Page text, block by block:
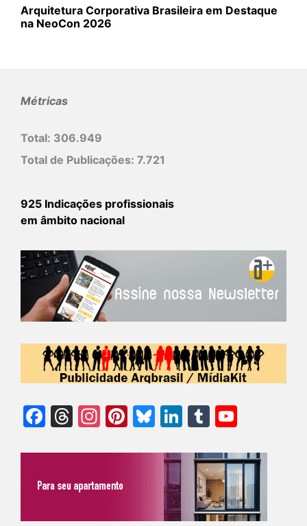
Arquitetura Corporativa Brasileira em Destaque
na NeoCon 2026
Métricas
Total: 306.949
Total de Publicações: 7.721
925 Indicações profissionais
em âmbito nacional
Facebook
Threads
Instagram
Pinterest
Bluesky
LinkedIn
Tumblr